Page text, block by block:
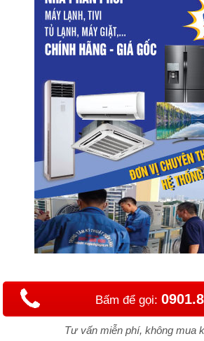
Bấm để gọi:
Tư vấn miễn phí, không mua